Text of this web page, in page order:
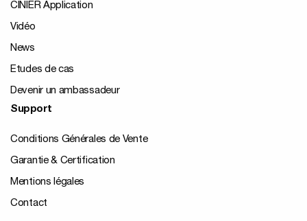
CINIER Application
Vidéo
News
Etudes de cas
Devenir un ambassadeur
Support
Conditions Générales de Vente
Garantie & Certification
Mentions légales
Contact